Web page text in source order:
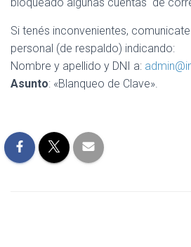
Si tenés inconvenientes,
personal (de respaldo) indicando:
Nombre y apellido y DNI a:
Asunto: «Blanqueo de Clave».